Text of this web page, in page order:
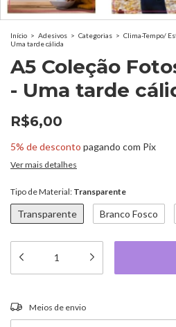
Início > Adesivos > Categorias > Clima-Tempo/
Uma tarde cálida
A5 Coleção
- Uma tarde
R$6,00
5% de desconto pagando com Pix
Ver mais detalhes
Tipo de Material: Transparente
Transparente Branco Fosco
Entregas para o CEP:
Meios de envio